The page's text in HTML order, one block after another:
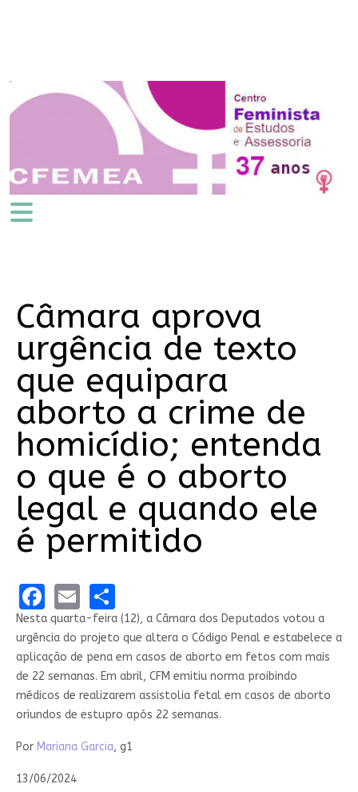
Câmara aprova
urgência de texto
que equipara
aborto a crime de
homicídio; entenda
o que é o aborto
legal e quando ele
é permitido
Facebook
EmailShare
Nesta quarta-feira (12), a Câmara dos Deputados votou a
urgência do projeto que altera o Código Penal e estabelece a
aplicação de pena em casos de aborto em fetos com mais
de 22 semanas. Em abril, CFM emitiu norma proibindo
médicos de realizarem assistolia fetal em casos de aborto
oriundos de estupro após 22 semanas.
Por Mariana Garcia, g1
13/06/2024